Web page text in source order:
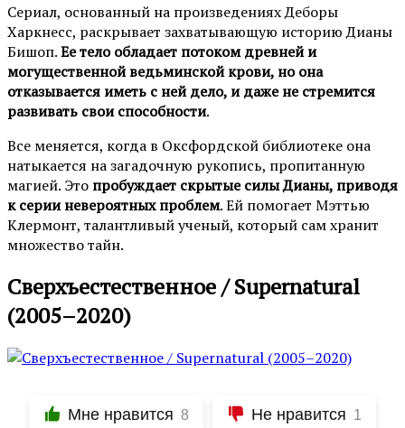
Сериал, основанный на произведениях Деборы
Харкнесс, раскрывает захватывающую историю Дианы
Бишоп.Ее тело обладает потоком древней и
могущественной ведьминской крови, но она
отказывается иметь с ней дело, и даже не стремится
развивать свои способности.
Все меняется, когда в Оксфордской библиотеке она
натыкается на загадочную рукопись, пропитанную
магией. Это пробуждает скрытые силы Дианы, приводя
к серии невероятных проблем. Ей помогает Мэттью
Клермонт, талантливый ученый, который сам хранит
множество тайн.
Сверхъестественное / Supernatural
(2005–2020)
Мне нравится 8 Не нравится 1